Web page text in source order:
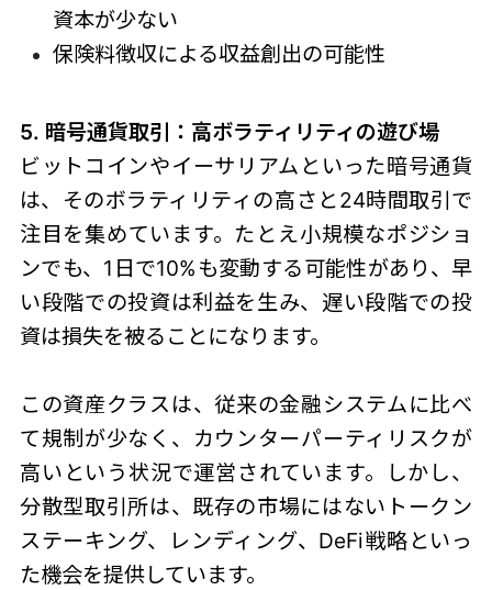
資本が少ない
保険料徴収による収益創出の可能性
5. 暗号通貨取引：高ボラティリティの遊び場
ビットコインやイーサリアムといった暗号通貨
は、そのボラティリティの高さと24時間取引で
注目を集めています。たとえ小規模なポジショ
ンでも、1日で10%も変動する可能性があり、早
い段階での投資は利益を生み、遅い段階での投
資は損失を被ることになります。
この資産クラスは、従来の金融システムに比べ
て規制が少なく、カウンターパーティリスクが
高いという状況で運営されています。しかし、
分散型取引所は、既存の市場にはないトークン
ステーキング、レンディング、DeFi戦略といっ
た機会を提供しています。